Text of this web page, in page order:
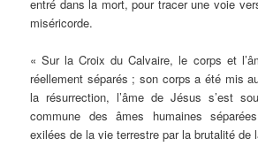
entré dans la mort, pour tracer une voie
miséricorde.
« Sur la Croix du Calvaire, le corps et
réellement séparés ; son corps a été mis
la résurrection, l’âme de Jésus s’est
commune des âmes humaines
exilées de la vie terrestre par la brutalité de